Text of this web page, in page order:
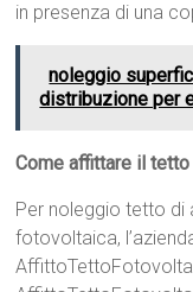
in presenza di una
noleggio
distribuzione per
Come affittare il tetto
Per noleggio tetto di
fotovoltaica,